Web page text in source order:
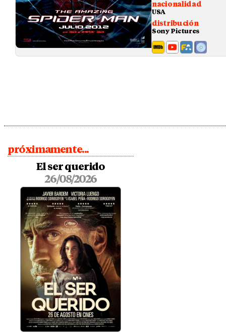
nacionalidad
USA
distribución
Sony Pictures
próximamente...
El ser querido
26/08/2026